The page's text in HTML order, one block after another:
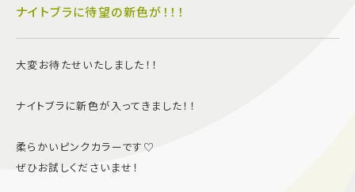
イベント
ナイトブラに待望の新色が！！！
大変お待たせいたしました！！
ナイトブラに新色が入ってきました！！
柔らかいピンクカラーです♡
ぜひお試しくださいませ！